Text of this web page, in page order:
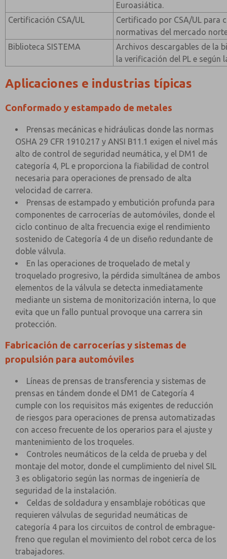
Euroasiática.
Certificación CSA/UL
Certificado por CSA/UL para
normativas del mercado
Biblioteca SISTEMA
Archivos descargables de la
la verificación del PL e según
Aplicaciones e industrias típicas
Conformado y estampado de metales
Prensas mecánicas e hidráulicas donde las normas
OSHA 29 CFR 1910.217 y ANSI B11.1 exigen el nivel más
alto de control de seguridad neumática, y el DM1 de
categoría 4, PL e proporciona la fiabilidad de control
necesaria para operaciones de prensado de alta
velocidad de carrera.
Prensas de estampado y embutición profunda para
componentes de carrocerías de automóviles, donde el
ciclo continuo de alta frecuencia exige el rendimiento
sostenido de Categoría 4 de un diseño redundante de
doble válvula.
En las operaciones de troquelado de metal y
troquelado progresivo, la pérdida simultánea de ambos
elementos de la válvula se detecta inmediatamente
mediante un sistema de monitorización interna, lo que
evita que un fallo puntual provoque una carrera sin
protección.
Fabricación de carrocerías y sistemas de
propulsión para automóviles
Líneas de prensas de transferencia y sistemas de
prensas en tándem donde el DM1 de Categoría 4
cumple con los requisitos más exigentes de reducción
de riesgos para operaciones de prensa automatizadas
con acceso frecuente de los operarios para el ajuste y
mantenimiento de los troqueles.
Controles neumáticos de la celda de prueba y del
montaje del motor, donde el cumplimiento del nivel SIL
3 es obligatorio según las normas de ingeniería de
seguridad de la instalación.
Celdas de soldadura y ensamblaje robóticas que
requieren válvulas de seguridad neumáticas de
categoría 4 para los circuitos de control de embrague-
freno que regulan el movimiento del robot cerca de los
trabajadores.